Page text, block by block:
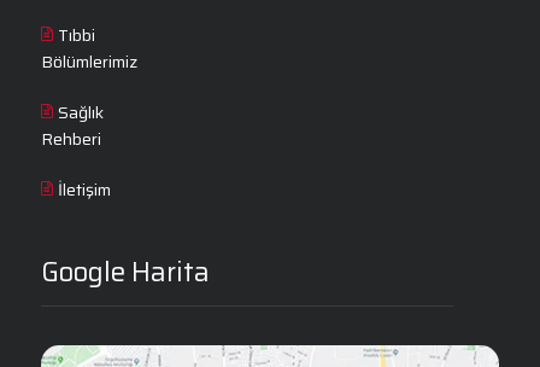
Tıbbi
Bölümlerimiz
Sağlık
Rehberi
İletişim
Google Harita